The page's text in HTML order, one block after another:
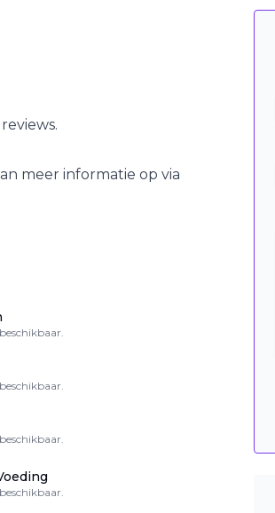
reviews.
meer informatie op via